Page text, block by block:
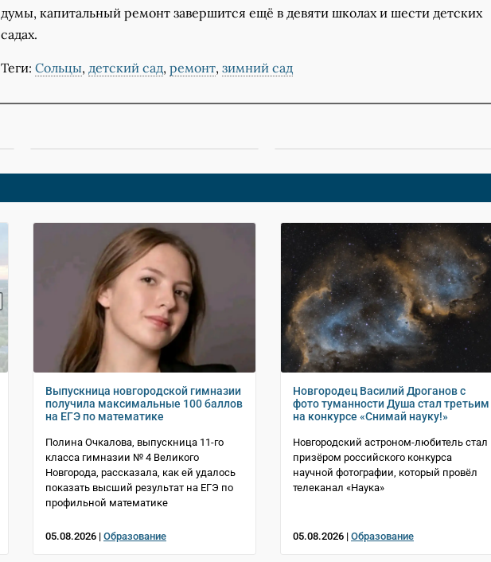
думы, капитальный ремонт завершится ещё в девяти школах и шести детских
садах.
Теги: Сольцы, детский сад, ремонт, зимний сад
Выпускница новгородской гимназии
получила максимальные 100 баллов
на ЕГЭ по математике
Полина Очкалова, выпускница 11-го
класса гимназии № 4 Великого
Новгорода, рассказала, как ей удалось
показать высший результат на ЕГЭ по
профильной математике
05.08.2026 | Образование
Новгородец Василий Дроганов с
фото туманности Душа стал третьим
на конкурсе «Снимай науку!»
Новгородский астроном-любитель стал
призёром российского конкурса
научной фотографии, который провёл
телеканал «Наука»
05.08.2026 | Образование